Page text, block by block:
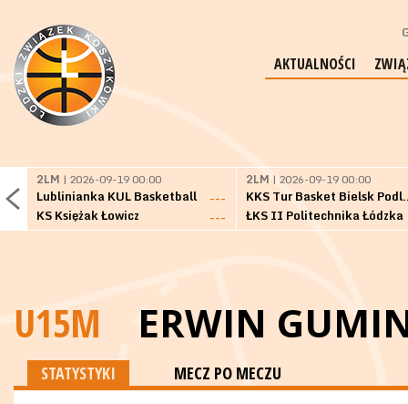
AKTUALNOŚCI
2LM | 2026-09-19 00:00
Lublinianka KUL Basketball
---
KS Księżak Łowicz
---
2LM | 2026-09-19 00:00
KKS Tur
ŁKS II Politechnika Łódzka
U15M ERWIN
STATYSTYKI MECZ PO MECZU